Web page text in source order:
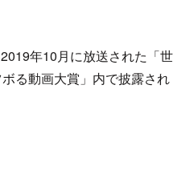
年10月に放送された「世
る動画大賞」内で披露され